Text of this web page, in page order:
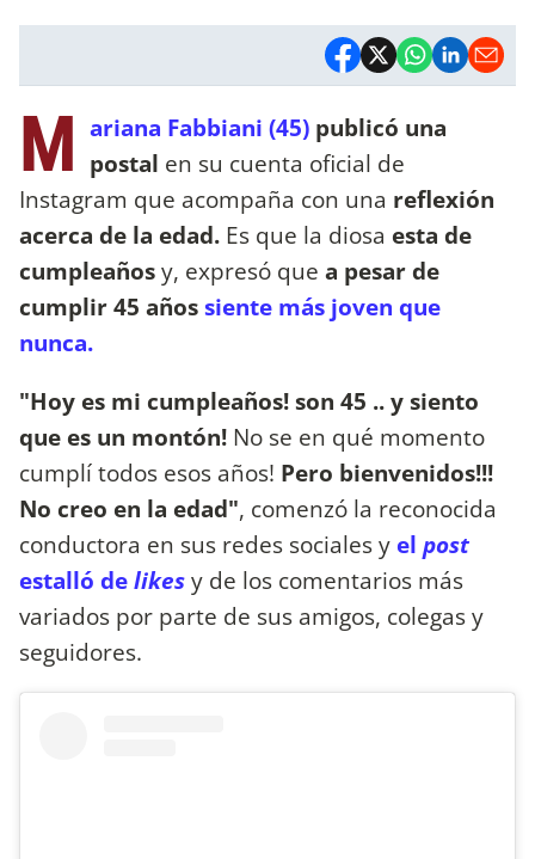
M ariana Fabbiani (45) publicó una
postal en su cuenta oficial de
Instagram que acompaña con una reflexión
acerca de la edad. Es que la diosa esta de
cumpleañosy, expresó que a pesar de
cumplir 45 añossiente más joven que
nunca.
"Hoy es mi cumpleaños! son 45 .. y siento
que es un montón! No se en qué momento
cumplí todos esos años! Pero bienvenidos!!!
No creo en la edad", comenzó la reconocida
conductora en sus redes sociales y el post
estalló delikesy de los comentarios más
variados por parte de sus amigos, colegas y
seguidores.